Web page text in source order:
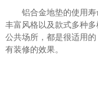
铝合金地垫的使用寿
丰富风格以及款式多种
公共场所，都是很适用
有装修的效果。